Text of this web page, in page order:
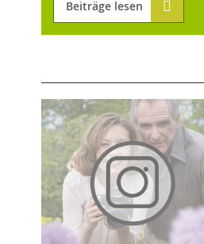
Beiträge lesen